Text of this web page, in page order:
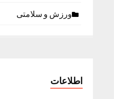
ورزش و سلامتی
اطلاعات